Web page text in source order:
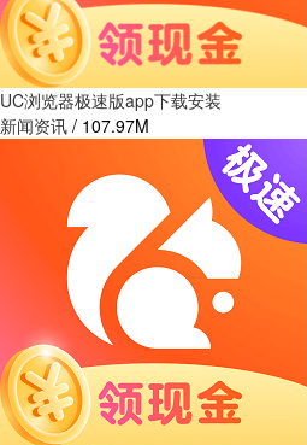
UC浏览器极速版app下载安装
新闻资讯 / 107.97M